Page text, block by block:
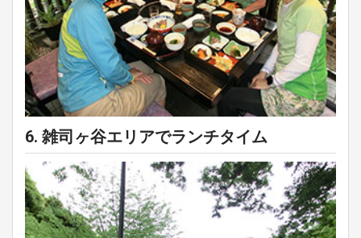
6. 雑司ヶ谷エリアでランチタイム